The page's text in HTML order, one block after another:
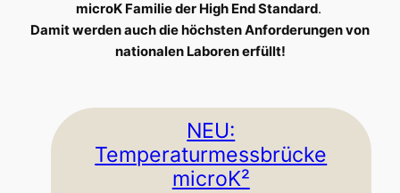
microK Familie der High End Standard.
Damit werden auch die höchsten Anforderungen von
nationalen Laboren erfüllt!
NEU:
Temperaturmessbrücke
microK²